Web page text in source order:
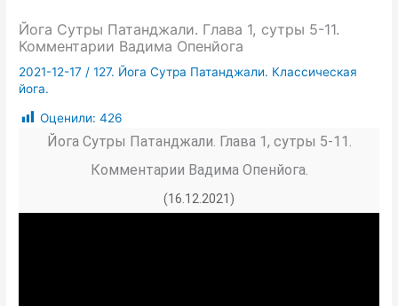
Йога Сутры Патанджали. Глава 1, сутры 5-11.
Комментарии Вадима Опенйога
2021-12-17 /127. Йога Сутра Патанджали. Классическая
йога.
Оценили: 426
Йога Сутры Патанджали. Глава 1, сутры 5-11.
Комментарии Вадима Опенйога.
(16.12.2021)